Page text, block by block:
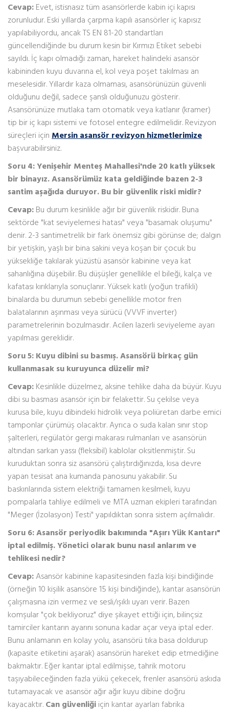
Cevap: Evet, istisnasız tüm asansörlerde kabin içi kapısı
zorunludur. Eski yıllarda çarpma kapılı asansörler iç kapısız
yapılabiliyordu, ancak TS EN 81-20 standartları
güncellendiğinde bu durum kesin bir Kırmızı Etiket sebebi
sayıldı. İç kapı olmadığı zaman, hareket halindeki asansör
kabininden kuyu duvarına el, kol veya poşet takılması an
meselesidir. Yıllardır kaza olmaması, asansörünüzün güvenli
olduğunu değil, sadece şanslı olduğunuzu gösterir.
Asansörünüze mutlaka tam otomatik veya katlanır (kramer)
tip bir iç kapı sistemi ve fotosel entegre edilmelidir. Revizyon
süreçleri için Mersin asansör revizyon hizmetlerimize
başvurabilirsiniz.
Soru 4: Yenişehir Menteş Mahallesi'nde 20 katlı yüksek
bir binayız. Asansörümüz kata geldiğinde bazen 2-3
santim aşağıda duruyor. Bu bir güvenlik riski midir?
Cevap: Bu durum kesinlikle ağır bir güvenlik riskidir. Buna
sektörde "kat seviyelemesi hatası" veya "basamak oluşumu"
denir. 2-3 santimetrelik bir fark önemsiz gibi görünse de; dalgın
bir yetişkin, yaşlı bir bina sakini veya koşan bir çocuk bu
yüksekliğe takılarak yüzüstü asansör kabinine veya kat
sahanlığına düşebilir. Bu düşüşler genellikle el bileği, kalça ve
kafatası kırıklarıyla sonuçlanır. Yüksek katlı (yoğun trafikli)
binalarda bu durumun sebebi genellikle motor fren
balatalarının aşınması veya sürücü (VVVF inverter)
parametrelerinin bozulmasıdır. Acilen lazerli seviyeleme ayarı
yapılması gereklidir.
Soru 5: Kuyu dibini su basmış. Asansörü birkaç gün
kullanmasak su kuruyunca düzelir mi?
Cevap: Kesinlikle düzelmez, aksine tehlike daha da büyür. Kuyu
dibi su basması asansör için bir felakettir. Su çekilse veya
kurusa bile, kuyu dibindeki hidrolik veya poliüretan darbe emici
tamponlar çürümüş olacaktır. Ayrıca o suda kalan sınır stop
şalterleri, regülatör gergi makarası rulmanları ve asansörün
altından sarkan yassı (fleksibil) kablolar oksitlenmiştir. Su
kuruduktan sonra siz asansörü çalıştırdığınızda, kısa devre
yapan tesisat ana kumanda panosunu yakabilir. Su
baskınlarında sistem elektriği tamamen kesilmeli, kuyu
pompalarla tahliye edilmeli ve MTA uzman ekipleri tarafından
"Meger (İzolasyon) Testi" yapıldıktan sonra sistem açılmalıdır.
Soru 6: Asansör periyodik bakımında "Aşırı Yük Kantarı"
iptal edilmiş. Yönetici olarak bunu nasıl anlarım ve
tehlikesi nedir?
Cevap:Asansör kabinine kapasitesinden fazla kişi bindiğinde
(örneğin 10 kişilik asansöre 15 kişi bindiğinde), kantar asansörün
çalışmasına izin vermez ve sesli/ışıklı uyarı verir. Bazen
komşular "çok bekliyoruz" diye şikayet ettiği için, bilinçsiz
tamirciler kantarın ayarını sonuna kadar açar veya iptal eder.
Bunu anlamanın en kolay yolu, asansörü tıka basa doldurup
(kapasite etiketini aşarak) asansörün hareket edip etmediğine
bakmaktır. Eğer kantar iptal edilmişse, tahrik motoru
taşıyabileceğinden fazla yükü çekecek, frenler asansörü askıda
tutamayacak ve asansör ağır ağır kuyu dibine doğru
kayacaktır. Can güvenliği için kantar ayarları fabrika